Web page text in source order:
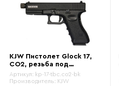
KJW Пистолет Glock 17,
CO2, резьба под
глушитель (kp-17-
tbc.co2-bk)
Артикул: kp-17-tbc.co2-bk
Производитель: KJW